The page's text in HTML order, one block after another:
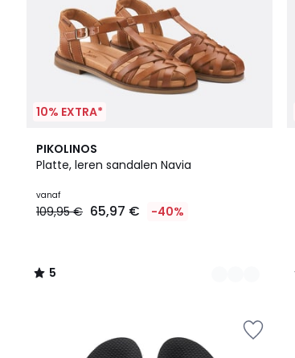
10% EXTRA*
PIKOLINOS
Platte, leren sandalen Navia
vanaf
109,95 € 65,97 € -40%
5
/
2
Kleuren
5
/